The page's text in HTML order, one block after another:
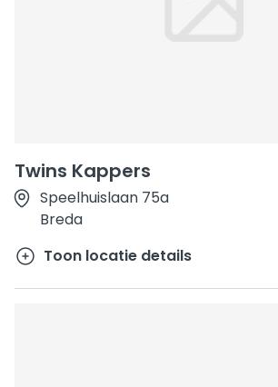
Twins Kappers
Speelhuislaan 75a
Breda
Toon locatie details